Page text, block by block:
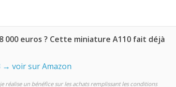
000 euros ? Cette miniature A110 fait déjà
→ voir sur Amazon
réalise un bénéfice sur les achats remplissant les conditions